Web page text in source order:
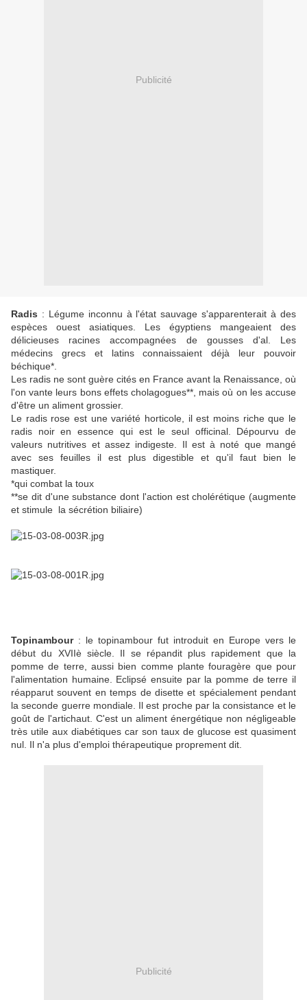
Publicité
Radis : Légume inconnu à l'état sauvage s'apparenterait à des
espèces ouest asiatiques. Les égyptiens mangeaient des
délicieuses racines accompagnées de gousses d'al. Les
médecins grecs et latins connaissaient déjà leur pouvoir
béchique*.
Les radis ne sont guère cités en France avant la Renaissance, où
l'on vante leurs bons effets cholagogues**, mais où on les accuse
d'être un aliment grossier.
Le radis rose est une variété horticole, il est moins riche que le
radis noir en essence qui est le seul officinal. Dépourvu de
valeurs nutritives et assez indigeste. Il est à noté que mangé
avec ses feuilles il est plus digestible et qu'il faut bien le
mastiquer.
*qui combat la toux
**se dit d'une substance dont l'action est cholérétique (augmente
et stimule la sécrétion biliaire)
Topinambour: le topinambour fut introduit en Europe vers le
début du XVIIè siècle. Il se répandit plus rapidement que la
pomme de terre, aussi bien comme plante fouragère que pour
l'alimentation humaine. Eclipsé ensuite par la pomme de terre il
réapparut souvent en temps de disette et spécialement pendant
la seconde guerre mondiale. Il est proche par la consistance et le
goût de l'artichaut. C'est un aliment énergétique non négligeable
très utile aux diabétiques car son taux de glucose est quasiment
nul. Il n'a plus d'emploi thérapeutique proprement dit.
Publicité